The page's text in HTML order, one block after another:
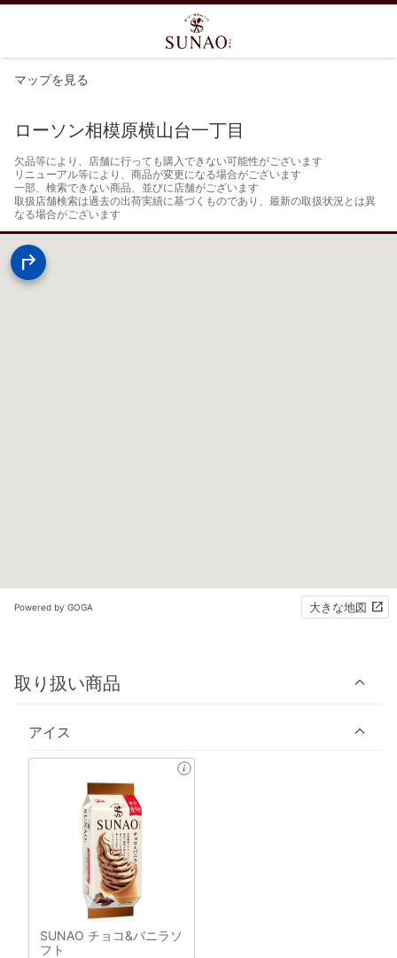
マップを見る
ローソン相模原横山台一丁目
欠品等により、店舗に行っても購入できない可能性がございます
リニューアル等により、商品が変更になる場合がございます
一部、検索できない商品、並びに店舗がございます
取扱店舗検索は過去の出荷実績に基づくものであり、最新の取扱状況とは異
なる場合がございます
Powered by GOGA 大きな地図
取り扱い商品
アイス
SUNAO チョコ&バニラソ
フト